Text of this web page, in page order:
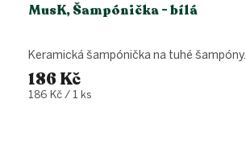
MusK, Šampónička - bílá
186 Kč
Měrná
186 Kč / 1 ks
Keramická šampónička na tuhé šampóny.